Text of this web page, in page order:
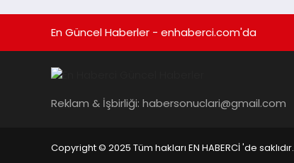
En Güncel Haberler - enhaberci.com'da
Reklam & İşbirliği: habersonuclari@gmail.com
Copyright © 2025 Tüm hakları EN HABERCİ 'de saklıdır.